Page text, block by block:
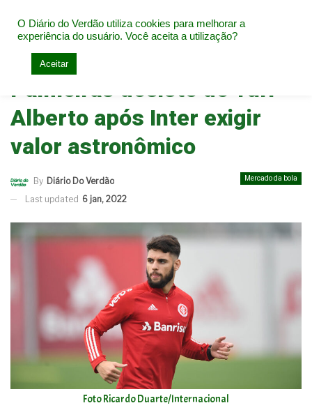
Home Mercado da bola
Palmeiras desiste de Yuri
Alberto após Inter exigir
valor astronômico
Mercado da bola
By Diário Do Verdão
Last updated 6 jan, 2022
Foto Ricardo Duarte/Internacional
O Diário do Verdão utiliza cookies para melhorar a
experiência do usuário. Você aceita a utilização?
Aceitar